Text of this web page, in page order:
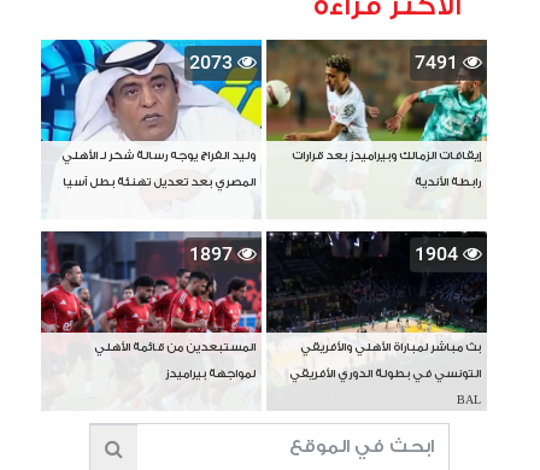
الأكثر قراءة
7491
إيقافات الزمالك وبيراميدز بعد قرارات
رابطة الأندية
2073
وليد الفراج يوجه رسالة شكر لـ الأهلي
المصري بعد تعديل تهنئة بطل آسيا
1904
بث مباشر لمباراة الأهلي والأفريقي
التونسي في بطولة الدوري الأفريقي
BAL
1897
المستبعدين من قائمة الأهلي
لمواجهة بيراميدز